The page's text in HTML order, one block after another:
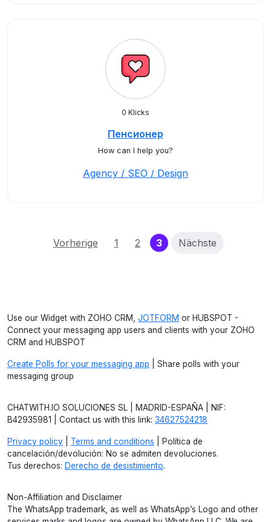
0 Klicks
Пенсионер
How can I help you?
Agency / SEO / Design
Vorherige 1 2 3(current)
Nächste
Use our Widget with ZOHO CRM, JOTFORM or HUBSPOT -
Connect your messaging app users and clients with your ZOHO
CRM and HUBSPOT
Create Polls for your messaging app | Share polls with your
messaging group
CHATWITH.IO SOLUCIONES SL | MADRID-ESPAÑA | NIF:
B42935981 | Contact us with this link: 34627524218
Privacy policy Terms and conditions | Política de
cancelación/devolución: No se admiten devoluciones.
Tus derechos: Derecho de desistimiento.
Non-Affiliation and Disclaimer
The WhatsApp trademark, as well as WhatsApp’s Logo and other